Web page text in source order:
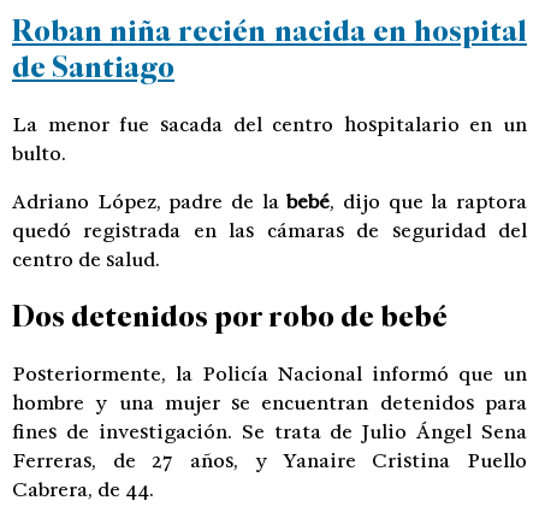
Roban niña recién nacida en hospital
de Santiago
La menor fue sacada del centro hospitalario en un
bulto.
Adriano López, padre de labebé, dijo que la raptora
quedó registrada en las cámaras de seguridad del
centro de salud.
Dos detenidos porrobo debebé
Posteriormente, la Policía Nacional informó que un
hombre y una mujer se encuentran detenidos para
fines de investigación. Se trata de Julio Ángel Sena
Ferreras, de 27 años, y Yanaire Cristina Puello
Cabrera, de 44.